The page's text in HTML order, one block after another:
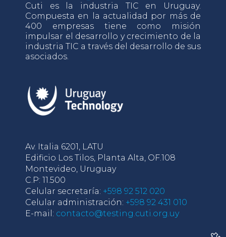
Cuti es la industria TIC en Uruguay.
Compuesta en la actualidad por más de
400 empresas tiene como misión
impulsar el desarrollo y crecimiento de la
industria TIC a través del desarrollo de sus
asociados.
Av. Italia 6201, LATU
Edificio Los Tilos, Planta Alta, OF.108
Montevideo, Uruguay
C.P: 11.500
Celular secretaría: +598 92 512 020
Celular administración: +598 92 431 010
E-mail: contacto@testing.cuti.org.uy